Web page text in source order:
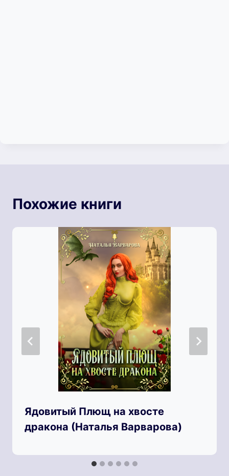
Похожие книги
Ядовитый Плющ на хвосте
дракона (Наталья Варварова)